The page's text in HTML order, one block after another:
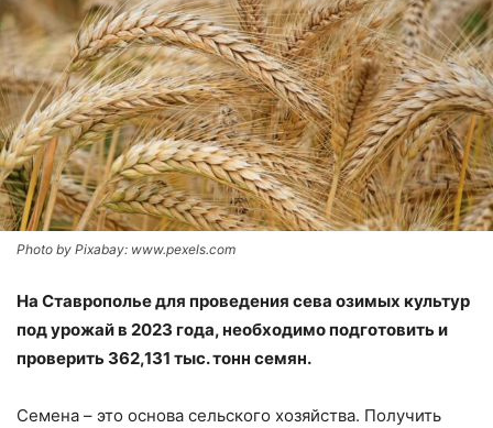
Photo by Pixabay: www.pexels.com
На Ставрополье для проведения сева озимых культур
под урожай в 2023 года, необходимо подготовить и
проверить 362,131 тыс. тонн семян.
Семена – это основа сельского хозяйства. Получить